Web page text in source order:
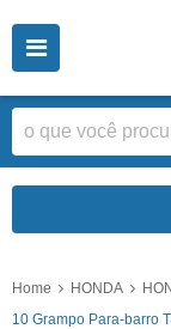
Home HONDA
10 Grampo Para-barro